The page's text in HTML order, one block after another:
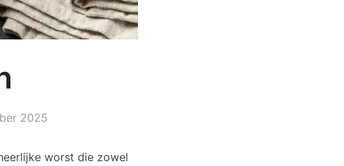
2025
worst die zowel